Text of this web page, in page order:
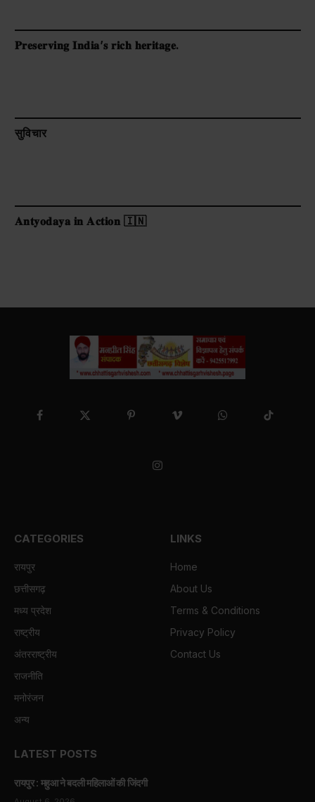
𝐏𝐫𝐞𝐬𝐞𝐫𝐯𝐢𝐧𝐠 𝐈𝐧𝐝𝐢𝐚’𝐬 𝐫𝐢𝐜𝐡 𝐡𝐞𝐫𝐢𝐭𝐚𝐠𝐞.
सुविचार
𝐀𝐧𝐭𝐲𝐨𝐝𝐚𝐲𝐚 𝐢𝐧 𝐀𝐜𝐭𝐢𝐨𝐧 🇮🇳
FacebookX
Pinterest Vimeo WhatsAppTikTok
Instagram
CATEGORIES
रायपुर
छत्तीसगढ़
मध्य प्रदेश
राष्ट्रीय
अंतरराष्ट्रीय
राजनीति
मनोरंजन
अन्य
LINKS
Home
About Us
Terms & Conditions
Privacy Policy
Contact Us
LATEST POSTS
रायपुर : महुआ ने बदली महिलाओं की जिंदगी